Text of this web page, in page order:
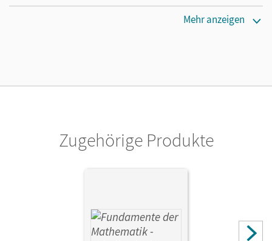
Mehr anzeigen
Zugehörige Produkte